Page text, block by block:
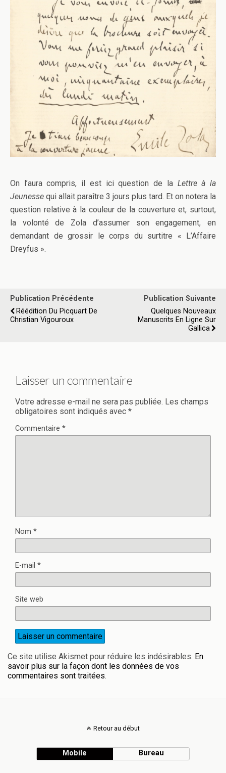
On l’aura compris, il est ici question de la Lettre à la
Jeunesse qui allait paraître 3 jours plus tard. Et on notera la
question relative à la couleur de la couverture et, surtout,
la volonté de Zola d’assumer son engagement, en
demandant de grossir le corps du surtitre « L’Affaire
Dreyfus ».
Publication Précédente
Réédition Du Picquart De
Christian Vigouroux
Publication Suivante
Quelques Nouveaux
Manuscrits En Ligne Sur
Gallica
Laisser un commentaire
Votre adresse e-mail ne sera pas publiée. Les champs
obligatoires sont indiqués avec *
Commentaire *
Nom *
E-mail *
Site web
Ce site utilise Akismet pour réduire les indésirables. En
savoir plus sur la façon dont les données de vos
commentaires sont traitées.
Retour au début
Mobile Bureau